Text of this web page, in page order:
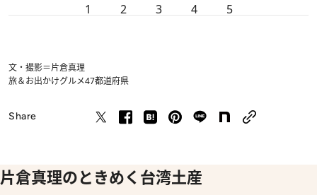
1 2 3 4 5
文・撮影＝片倉真理
旅＆お出かけグルメ47都道府県
Share
片倉真理のときめく台湾土産